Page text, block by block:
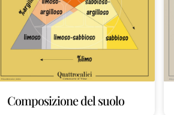
Composizione del suolo